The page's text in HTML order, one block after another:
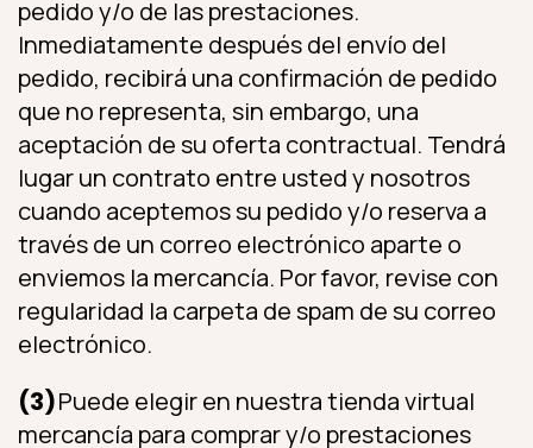
pedido y/o de las prestaciones.
Inmediatamente después del envío del
pedido, recibirá una confirmación de pedido
que no representa, sin embargo, una
aceptación de su oferta contractual. Tendrá
lugar un contrato entre usted y nosotros
cuando aceptemos su pedido y/o reserva a
través de un correo electrónico aparte o
enviemos la mercancía. Por favor, revise con
regularidad la carpeta de spam de su correo
electrónico.
(3)Puede elegir en nuestra tienda virtual
mercancía para comprar y/o prestaciones